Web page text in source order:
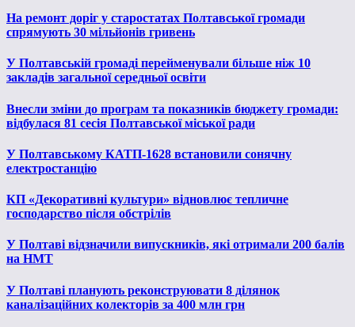
На ремонт доріг у старостатах Полтавської громади
спрямують 30 мільйонів гривень
У Полтавській громаді перейменували більше ніж 10
закладів загальної середньої освіти
Внесли зміни до програм та показників бюджету громади:
відбулася 81 сесія Полтавської міської ради
У Полтавському КАТП-1628 встановили сонячну
електростанцію
КП «Декоративні культури» відновлює тепличне
господарство після обстрілів
У Полтаві відзначили випускників, які отримали 200 балів
на НМТ
У Полтаві планують реконструювати 8 ділянок
каналізаційних колекторів за 400 млн грн